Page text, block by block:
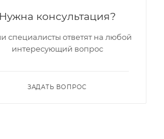
Нужна консультация?
специалисты ответят на любой
интересующий вопрос
ЗАДАТЬ ВОПРОС